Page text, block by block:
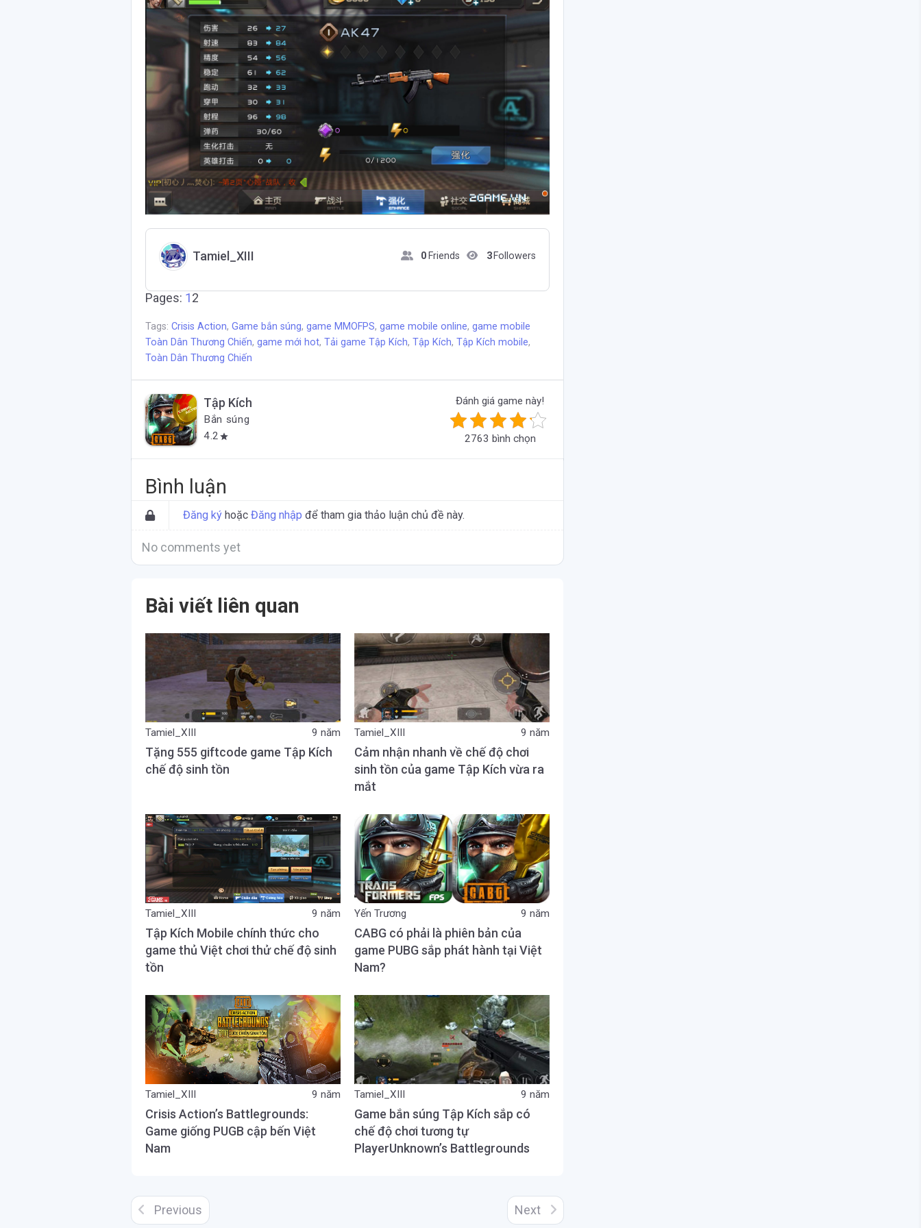
Tamiel_XIII 0 Friends 3 Followers
Pages: 12
Tags: Crisis Action, Game bắn súng, game MMOFPS, game mobile online, game mobile
Toàn Dân Thương Chiến, game mới hot, Tải game Tập Kích, Tập Kích, Tập Kích mobile,
Toàn Dân Thương Chiến
Tập Kích
Bắn súng
4.2 star
Đánh giá game này!
2763 bình chọn
Bình luận
Đăng ký hoặc Đăng nhập để tham gia thảo luận chủ đề này.
No comments yet
Bài viết liên quan
Tamiel_XIII 9 năm
Tặng 555 giftcode game Tập Kích
chế độ sinh tồn
Tamiel_XIII 9 năm
Cảm nhận nhanh về chế độ chơi
sinh tồn của game Tập Kích vừa ra
mắt
Tamiel_XIII 9 năm
Tập Kích Mobile chính thức cho
game thủ Việt chơi thử chế độ sinh
tồn
Yến Trương 9 năm
CABG có phải là phiên bản của
game PUBG sắp phát hành tại Việt
Nam?
Tamiel_XIII 9 năm
Crisis Action’s Battlegrounds:
Game giống PUGB cập bến Việt
Nam
Tamiel_XIII 9 năm
Game bắn súng Tập Kích sắp có
chế độ chơi tương tự
PlayerUnknown’s Battlegrounds
Previous Next